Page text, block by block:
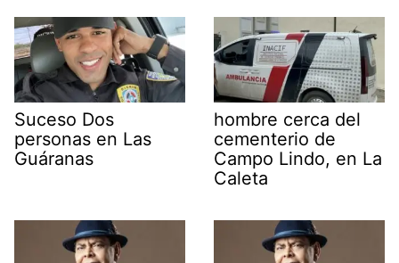
Suceso Dos
personas en Las
Guáranas
hombre cerca del
cementerio de
Campo Lindo, en La
Caleta